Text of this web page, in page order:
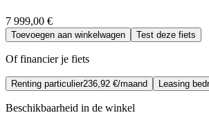
7 999,00 €
Toevoegen aan winkelwagen Test deze fiets
Of financier je fiets
Renting particulier236,92 €/maand Leasing
Beschikbaarheid in de winkel